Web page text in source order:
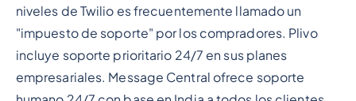
niveles de Twilio es frecuentemente llamado un
"impuesto de soporte" por los compradores. Plivo
incluye soporte prioritario 24/7 en sus planes
empresariales. Message Central ofrece soporte